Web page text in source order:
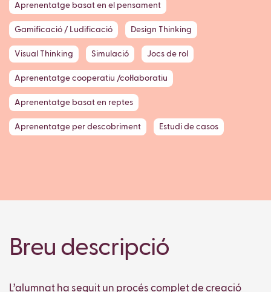
Aprenentatge basat en el pensament
Gamificació / Ludificació Design Thinking
Visual Thinking Simulació Jocs de rol
Aprenentatge cooperatiu /col·laboratiu
Aprenentatge basat en reptes
Aprenentatge per descobriment Estudi de casos
Breu descripció
L’alumnat ha seguit un procés complet de creació